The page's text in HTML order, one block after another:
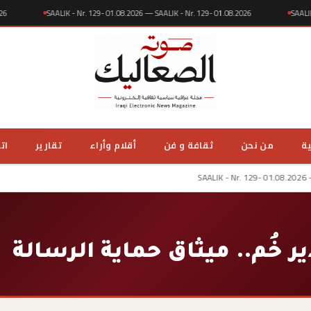
SAALIK - Nr. 129- 01.08.2026 — SAALIK - Nr. 129- 01.08.2026
من نحن ثقافة و فن أقلام وأراء تقارير
SAALIK - Nr. 129-
خُم.. ميثاق حماية الرسالة